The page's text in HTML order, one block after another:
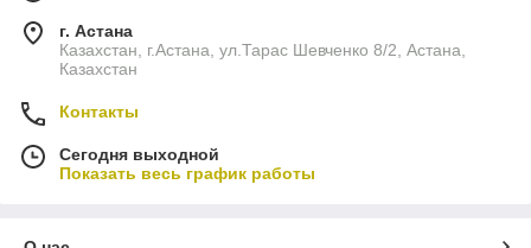
г. Астана
Казахстан, г.Астана, ул.Тарас Шевченко 8/2, Астана,
Казахстан
Контакты
Сегодня выходной
Показать весь график работы